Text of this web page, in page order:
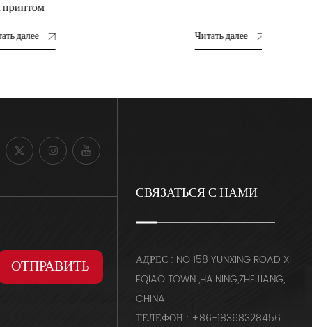
СВЯЗАТЬСЯ С НАМИ
АДРЕС : NO 158 YUNXING ROAD XI
EQIAO TOWN ,HAINING,ZHEJIANG,
CHINA
ТЕЛЕФОН : +86-18368328456